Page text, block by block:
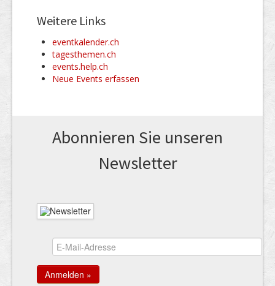
Weitere Links
eventkalender.ch
tagesthemen.ch
events.help.ch
Neue Events erfassen
Abonnieren Sie unseren
News­letter